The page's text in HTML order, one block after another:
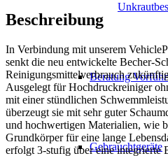
Beratung
Gebrauchtgeräte
Beschreibung
In Verbindung mit unserem
senkt die neu entwickelte Becher-
Reinigungsmittelverbrauch
Ausgelegt für Hochdruckreiniger
mit einer stündlichen
überzeugt sie mit sehr guter
und hochwertigen Materialien, wie
Grundkörper für eine lange
erfolgt 3-stufig über eine integrierte